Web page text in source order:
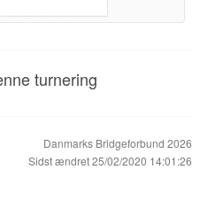
turnering
Danmarks Bridgeforbund 2026
Sidst ændret 25/02/2020 14:01:26